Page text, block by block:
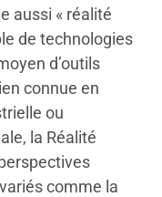
aussi « réalité
de technologies
d’outils
connue en
ou
la Réalité
comme la